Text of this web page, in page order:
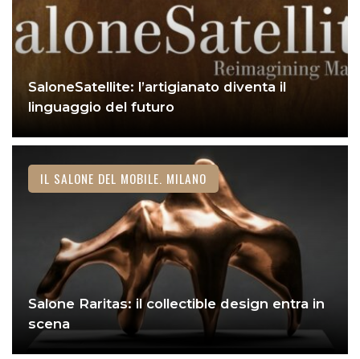
SaloneSatellite: l’artigianato diventa il
linguaggio del futuro
Salone Raritas: il collectible design entra in
scena
IL SALONE DEL MOBILE. MILANO